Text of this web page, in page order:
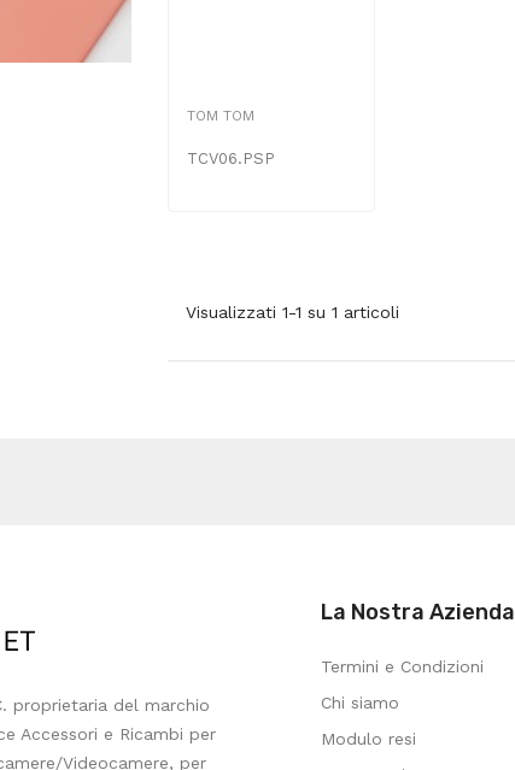
TOM TOM
TCV06.PSP
Visualizzati 1-1 su 1 articoli
proprietaria del marchio
Accessori e Ricambi per
Videocamere, per
La Nostra Azienda
Termini e Condizioni
Chi siamo
Modulo resi